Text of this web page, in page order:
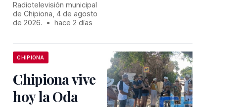
Radiotelevisión municipal
de Chipiona, 4 de agosto
de 2026.
• hace 2 días
CHIPIONA
Chipiona vive
hoy la Oda